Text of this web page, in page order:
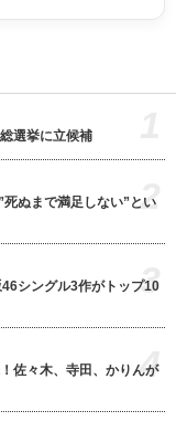
選挙に立候補
ぬまで満足しない”とい
2
シングル3作がトップ10
3
佐々木、寺田、かりんが
4